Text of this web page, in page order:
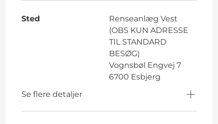
Sted
Renseanlæg Vest
(OBS KUN ADRESSE
TIL STANDARD
BESØG)
Vognsbøl Engvej 7
6700 Esbjerg
Se flere detaljer